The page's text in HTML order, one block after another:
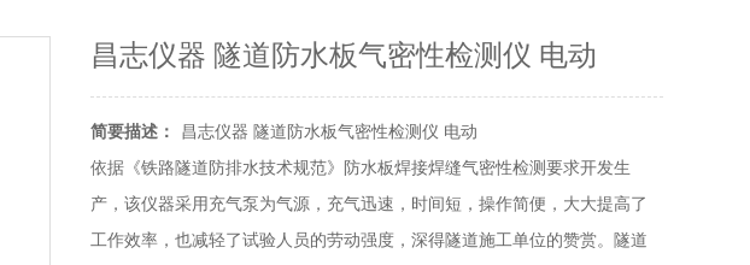
昌志仪器 隧道防水板气密性检测仪 电动
简要描述：
昌志仪器 隧道防水板气密性检测仪 电动
依据《铁路隧道防排水技术规范》防水板焊接焊缝气密性检测要求开发生
产，该仪器采用充气泵为气源，充气迅速，时间短，操作简便，大大提高了
工作效率，也减轻了试验人员的劳动强度，深得隧道施工单位的赞赏。隧道